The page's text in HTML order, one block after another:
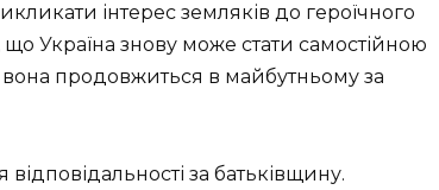
інтерес земляків до героїчного
Україна знову може стати самостійною
вона продовжиться в майбутньому за
відповідальності за батьківщину.